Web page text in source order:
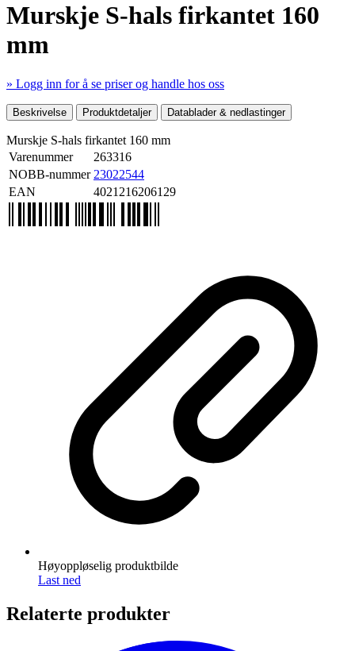
Murskje S-hals firkantet 160
mm
» Logg inn for å se priser og handle hos oss
Mer produktdetaljer
Beskrivelse Produktdetaljer Datablader & nedlastinger
Murskje S-hals firkantet 160 mm
Varenummer
263316
NOBB-nummer 23022544
EAN
4021216206129
Høyoppløselig produktbilde
Last ned
Relaterte produkter